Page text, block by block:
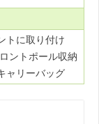
トに取り付け
ントポール収納
ャリーバッグ